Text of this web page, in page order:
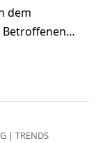
dem
Betroffenen…
| TRENDS